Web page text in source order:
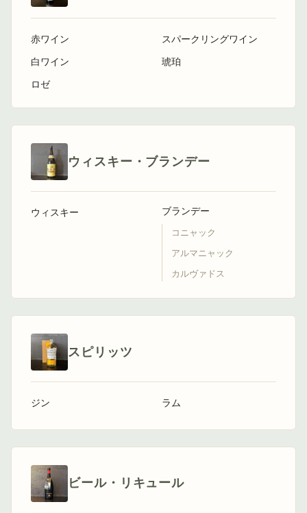
赤ワイン
白ワイン
ロゼ
スパークリングワイン
琥珀
ウィスキー・ブランデー
ウィスキー ブランデー
コニャック
アルマニャック
カルヴァドス
スピリッツ
ジン ラム
ビール・リキュール